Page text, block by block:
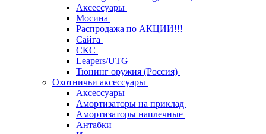
Аксессуары
Мосина
Распродажа по АКЦИИ!!!
Сайга
СКС
Leapers/UTG
Тюнинг оружия (Россия)
Охотничьи аксессуары
Аксессуары
Амортизаторы на приклад
Амортизаторы наплечные
Антабки